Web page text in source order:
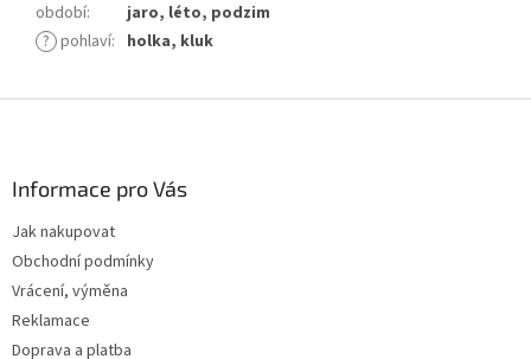
období:
jaro, léto, podzim
? pohlaví: holka, kluk
Informace pro Vás
Jak nakupovat
Obchodní podmínky
Vrácení, výměna
Reklamace
Doprava a platba